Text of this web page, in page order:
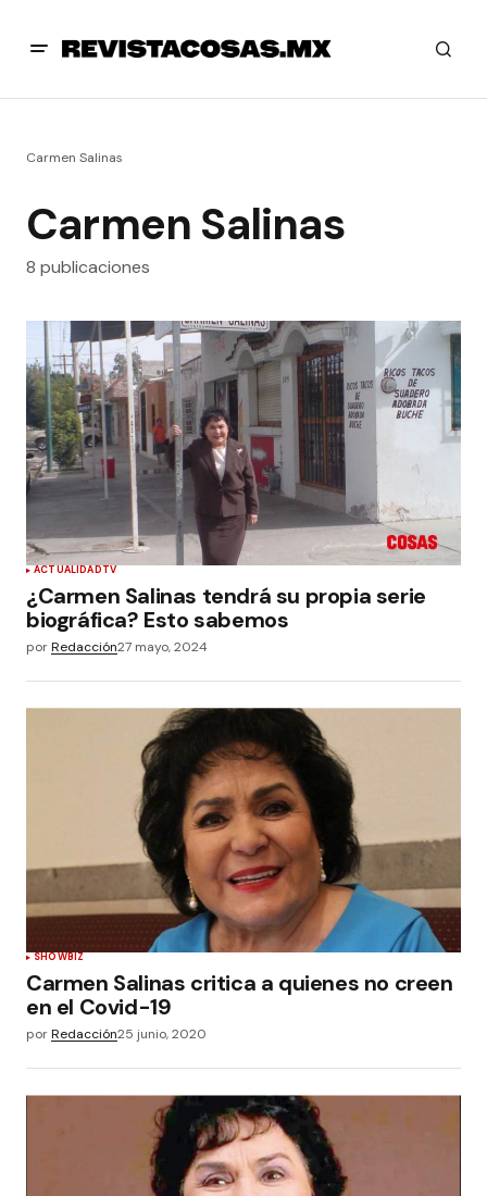
Carmen Salinas
Carmen Salinas
8 publicaciones
ACTUALIDADTV
¿Carmen Salinas tendrá su propia serie
biográfica? Esto sabemos
porRedacción27 mayo, 2024
SHOWBIZ
Carmen Salinas critica a quienes no creen
en el Covid-19
porRedacción25 junio, 2020